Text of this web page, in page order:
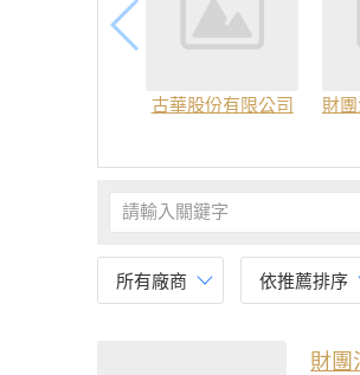
古華股份有限公司
所有廠商 依推薦排序
財團